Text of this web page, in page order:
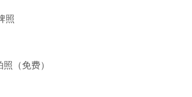
照
（免费）